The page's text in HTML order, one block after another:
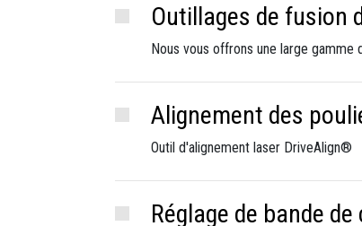
Outillages de fusion
Nous vous offrons une large
Alignement des
Outil d'alignement laser DriveAlign®
Réglage de bande